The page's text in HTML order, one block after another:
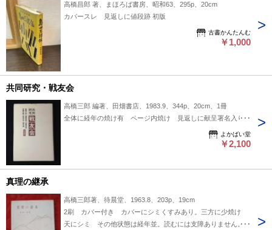
高橋昌郎 著、まほろば書房、昭和63、295p、20cm
カバースレ 見返しに値段跡 初版
古書かんたんむ
￥1,000
共同研究・戦友会
高橋三郎 編著、田畑書店、1983.9、344p、20cm、1冊
全体に経年の焼け有 ページ内焼け 見返しに献呈署名入り
よかばい堂
￥2,100
真理の継承
高橋三郎著、待晨堂、1963.8、203p、19cm
2刷 カバー付き カバーにシミくすみあり。三方に少焼け
天にシミ その他状態は経年並。読むには支障ありません。送